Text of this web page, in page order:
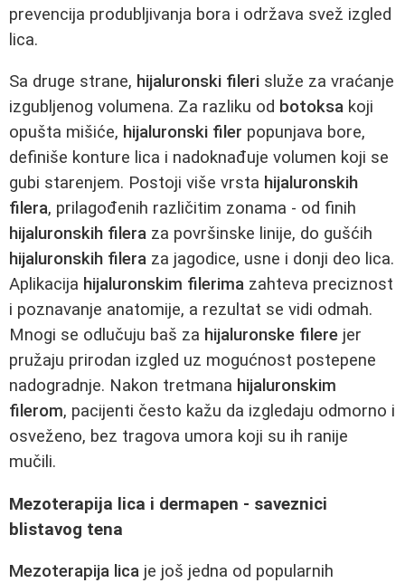
prevencija produbljivanja bora i održava svež izgled
lica.
Sa druge strane, hijaluronski fileri služe za vraćanje
izgubljenog volumena. Za razliku od botoksa koji
opušta mišiće, hijaluronski filer popunjava bore,
definiše konture lica i nadoknađuje volumen koji se
gubi starenjem. Postoji više vrsta hijaluronskih
filera, prilagođenih različitim zonama - od finih
hijaluronskih filera za površinske linije, do gušćih
hijaluronskih filera za jagodice, usne i donji deo lica.
Aplikacija hijaluronskim filerima zahteva preciznost
i poznavanje anatomije, a rezultat se vidi odmah.
Mnogi se odlučuju baš za hijaluronske filere jer
pružaju prirodan izgled uz mogućnost postepene
nadogradnje. Nakon tretmana hijaluronskim
filerom, pacijenti često kažu da izgledaju odmorno i
osveženo, bez tragova umora koji su ih ranije
mučili.
Mezoterapija lica i dermapen - saveznici
blistavog tena
Mezoterapija lica je još jedna od popularnih